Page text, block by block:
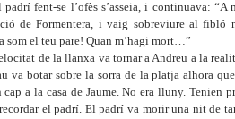
fent-se l’ofès s’asseia, i continuava:
de Formentera, i vaig sobreviure al fibló
som el teu pare! Quan m’hagi mort…”
de la llanxa va tornar a Andreu a la
va botar sobre la sorra de la platja alhora
a la casa de Jaume. No era lluny. Tenien
el padrí. El padrí va morir una nit de